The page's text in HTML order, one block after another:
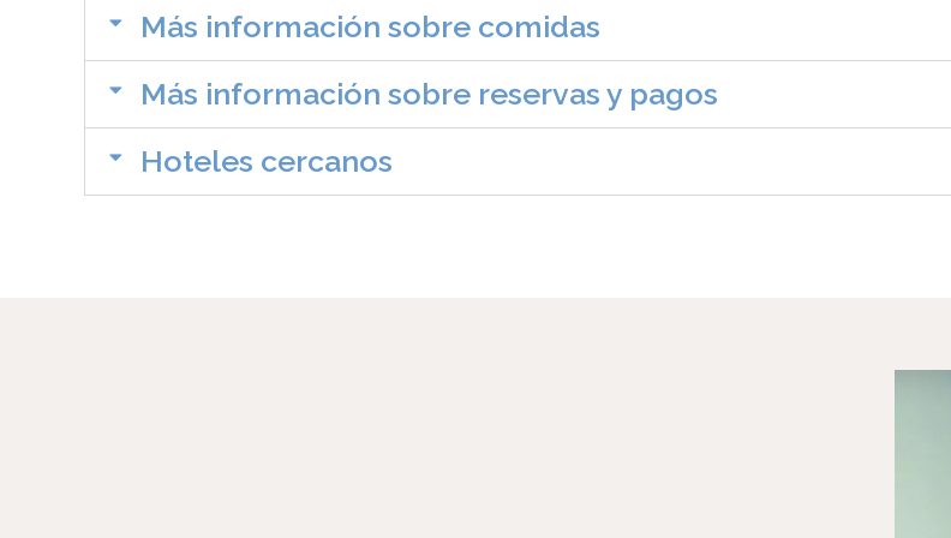
Más información sobre comidas
Más información sobre reservas y pagos
Hoteles cercanos